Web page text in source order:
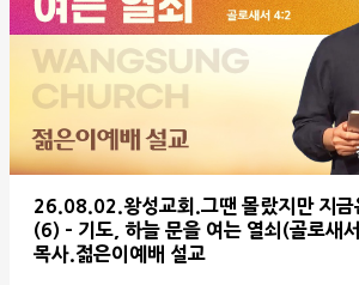
26.08.02.왕성교회.그땐 몰랐지만 지금
(6) - 기도, 하늘 문을 여는 열쇠(골로새
목사.젊은이예배 설교